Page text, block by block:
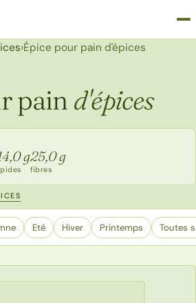
›Épice pour pain d'épices
pain d'épices
g25,0 g
fibres
Eté Hiver Printemps Toutes